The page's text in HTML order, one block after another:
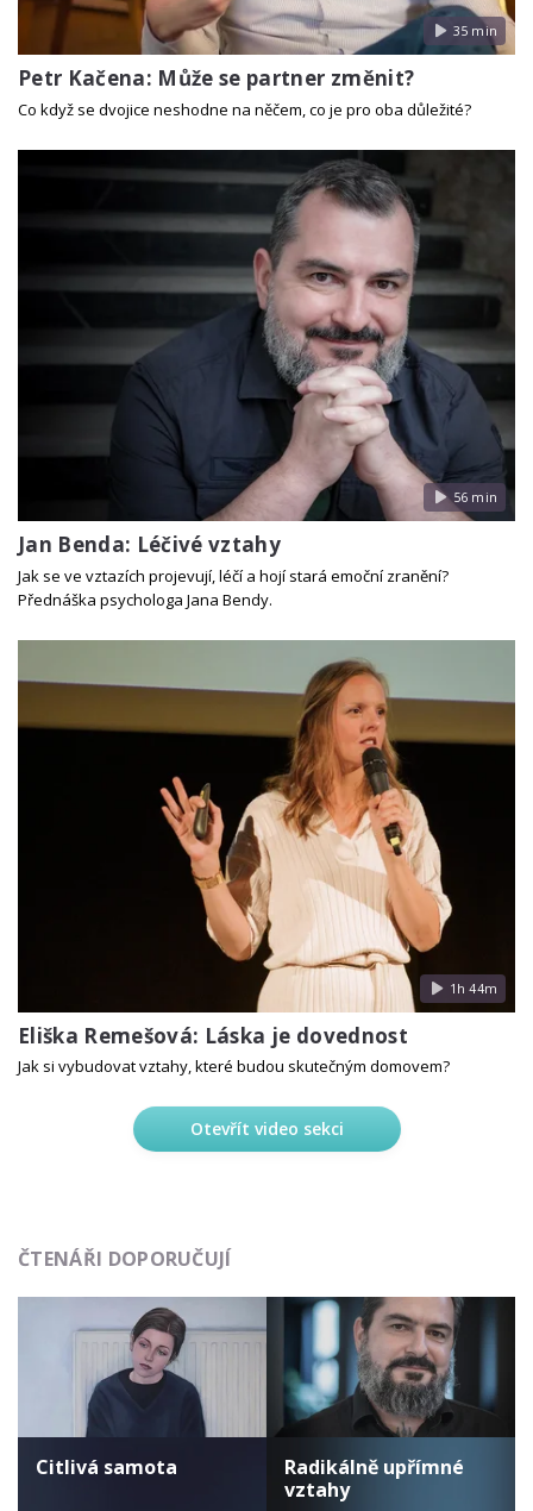
35 min
Petr Kačena: Může se partner změnit?
Co když se dvojice neshodne na něčem, co je pro oba důležité?
56 min
Jan Benda: Léčivé vztahy
Jak se ve vztazích projevují, léčí a hojí stará emoční zranění?
Přednáška psychologa Jana Bendy.
1h 44m
Eliška Remešová: Láska je dovednost
Jak si vybudovat vztahy, které budou skutečným domovem?
Otevřít video sekci
ČTENÁŘI DOPORUČUJÍ
Citlivá samota
Radikálně upřímné
vztahy